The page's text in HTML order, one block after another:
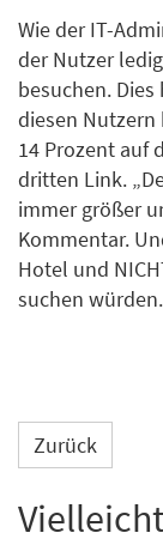
Wie der IT-
der Nutzer
besuchen.
diesen Nutzern
14 Prozent auf
dritten Link.
immer größer
Kommentar.
Hotel und
suchen würden.
Zurück